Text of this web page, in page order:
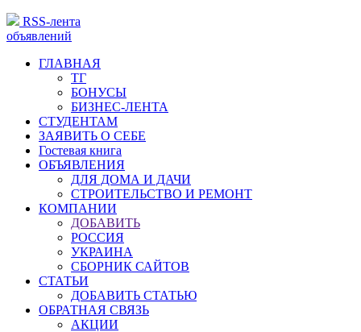
RSS-лента
объявлений
ГЛАВНАЯ
ТГ
БОНУСЫ
БИЗНЕС-ЛЕНТА
СТУДЕНТАМ
ЗАЯВИТЬ О СЕБЕ
Гостевая книга
ОБЪЯВЛЕНИЯ
ДЛЯ ДОМА И ДАЧИ
СТРОИТЕЛЬСТВО И РЕМОНТ
КОМПАНИИ
ДОБАВИТЬ
РОССИЯ
УКРАИНА
СБОРНИК САЙТОВ
СТАТЬИ
ДОБАВИТЬ СТАТЬЮ
ОБРАТНАЯ СВЯЗЬ
АКЦИИ